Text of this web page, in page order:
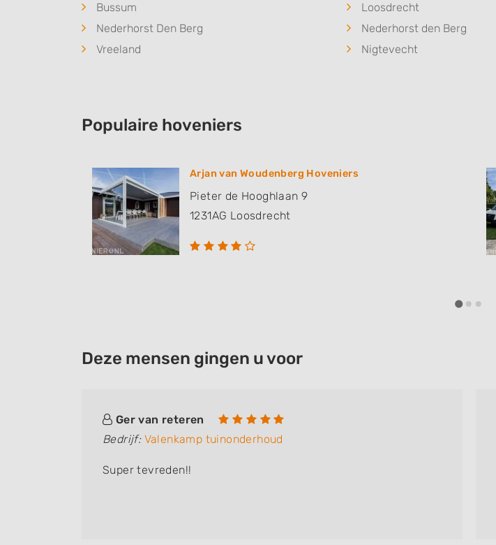
Bussum
Loosdrecht
Nederhorst Den Berg
Nederhorst den Berg
Vreeland
Nigtevecht
Populaire hoveniers
Arjan van Woudenberg Hoveniers
Pieter de Hooghlaan 9
1231AG Loosdrecht
Deze mensen gingen u voor
Ger van reteren
Bedrijf: Valenkamp tuinonderhoud
Super tevreden!!